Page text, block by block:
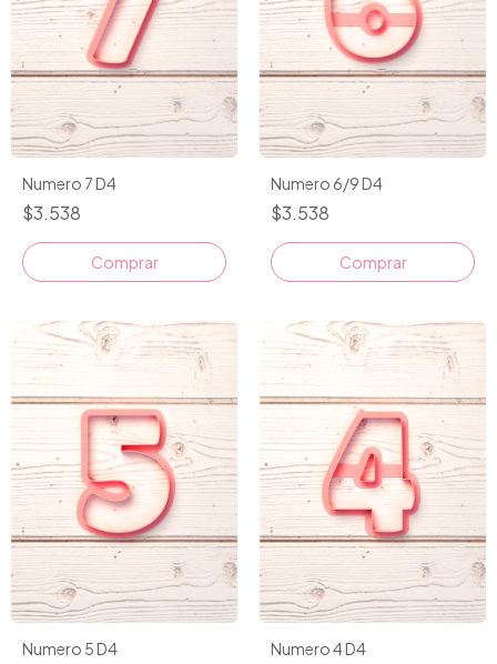
Numero 7 D4
$3.538
Comprar
Numero 6/9 D4
$3.538
Comprar
Numero 5 D4 Numero 4 D4